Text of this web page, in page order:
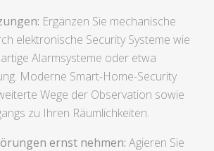
Ergänzen Sie mechanische
elektronische Security Systeme wie
Alarmsysteme oder etwa
Moderne Smart-Home-Security
Wege der Observation sowie
zu Ihren Räumlichkeiten.
ernst nehmen: Agieren Sie